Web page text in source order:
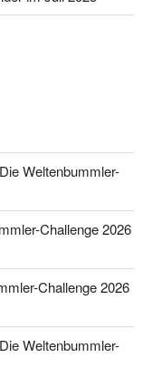
Weltenbummler-
Challenge 2026
Challenge 2026
Weltenbummler-